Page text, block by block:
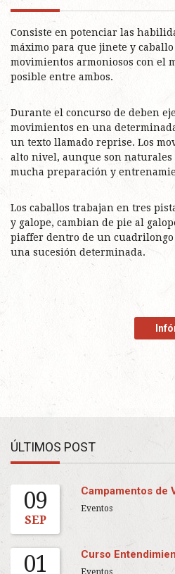
Consiste en potenciar las
máximo para que jinete y
movimientos armoniosos con el
posible entre ambos.
Durante el concurso de deben
movimientos en una
un texto llamado reprise. Los
alto nivel, aunque son
mucha preparación y
Los caballos trabajan en tres
y galope, cambian de pie al
piaffer dentro de un cuadrilongo
una sucesión determinada.
ÚLTIMOS POST
09
SEP
Campamentos de
Eventos
01 Curso
Eventos